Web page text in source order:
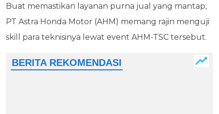
Buat memastikan layanan purna jual yang mantap,
PT Astra Honda Motor (AHM) memang rajin menguji
skill para teknisinya lewat event AHM-TSC tersebut.